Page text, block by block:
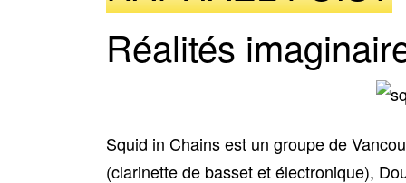
Réalités
Squid in Chains est un groupe de
(clarinette de basset et électronique),